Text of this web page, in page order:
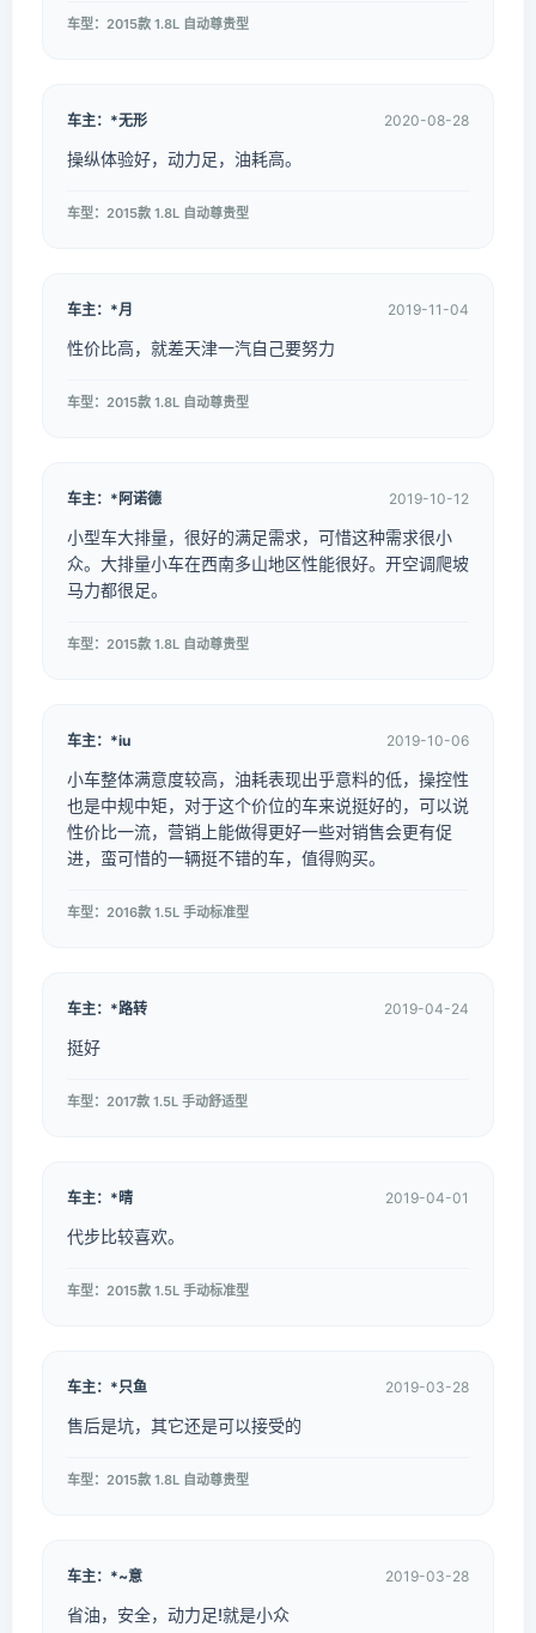
车型：2015款 1.8L 自动尊贵型
车主：*无形 2020-08-28
操纵体验好，动力足，油耗高。
车型：2015款 1.8L 自动尊贵型
车主：*月 2019-11-04
性价比高，就差天津一汽自己要努力
车型：2015款 1.8L 自动尊贵型
车主：*阿诺德 2019-10-12
小型车大排量，很好的满足需求，可惜这种需求很小
众。大排量小车在西南多山地区性能很好。开空调爬坡
马力都很足。
车型：2015款 1.8L 自动尊贵型
车主：*iu 2019-10-06
小车整体满意度较高，油耗表现出乎意料的低，操控性
也是中规中矩，对于这个价位的车来说挺好的，可以说
性价比一流，营销上能做得更好一些对销售会更有促
进，蛮可惜的一辆挺不错的车，值得购买。
车型：2016款 1.5L 手动标准型
车主：*路转 2019-04-24
挺好
车型：2017款 1.5L 手动舒适型
车主：*晴 2019-04-01
代步比较喜欢。
车型：2015款 1.5L 手动标准型
车主：*只鱼 2019-03-28
售后是坑，其它还是可以接受的
车型：2015款 1.8L 自动尊贵型
车主：*~意 2019-03-28
省油，安全，动力足!就是小众